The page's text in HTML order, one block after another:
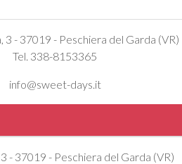
3 - 37019 - Peschiera del Garda (VR)
Tel. 338-8153365
info@sweet-days.it
- 37019 - Peschiera del Garda (VR)